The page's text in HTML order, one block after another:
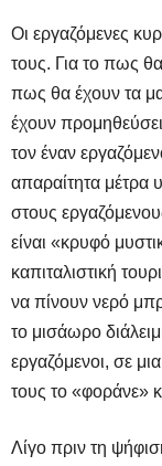
Οι εργαζόμενες
τους. Για το πως
πως θα έχουν τα
έχουν
τον έναν
απαραίτητα μέτρα
στους
είναι «κρυφό
καπιταλιστική
να πίνουν νερό
το μισάωρο
εργαζόμενοι, σε
τους το «φοράνε»
Λίγο πριν τη